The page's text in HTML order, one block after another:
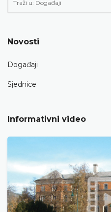
Novosti
Događaji
Sjednice
Informativni video